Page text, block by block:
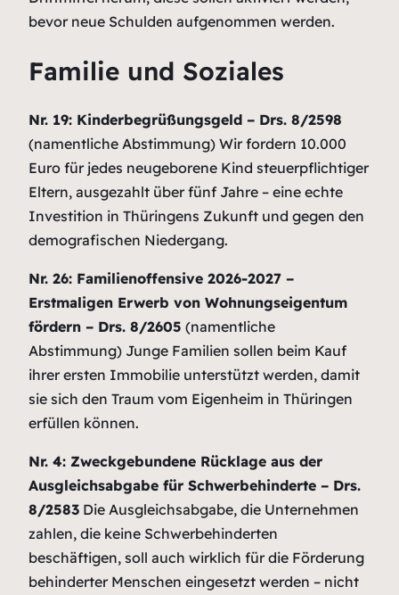
bevor neue Schulden aufgenommen werden.
Familie und Soziales
Nr. 19: Kinderbegrüßungsgeld – Drs. 8/2598
(namentliche Abstimmung) Wir fordern 10.000
Euro für jedes neugeborene Kind steuerpflichtiger
Eltern, ausgezahlt über fünf Jahre – eine echte
Investition in Thüringens Zukunft und gegen den
demografischen Niedergang.
Nr. 26: Familienoffensive 2026-2027 –
Erstmaligen Erwerb von Wohnungseigentum
fördern – Drs. 8/2605 (namentliche
Abstimmung) Junge Familien sollen beim Kauf
ihrer ersten Immobilie unterstützt werden, damit
sie sich den Traum vom Eigenheim in Thüringen
erfüllen können.
Nr. 4: Zweckgebundene Rücklage aus der
Ausgleichsabgabe für Schwerbehinderte – Drs.
8/2583 Die Ausgleichsabgabe, die Unternehmen
zahlen, die keine Schwerbehinderten
beschäftigen, soll auch wirklich für die Förderung
behinderter Menschen eingesetzt werden – nicht